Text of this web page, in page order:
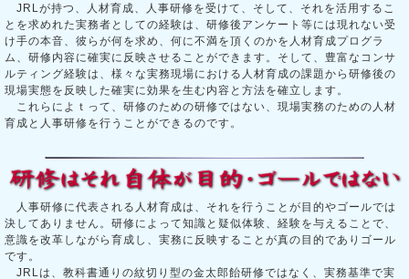
JRLが持つ、人材育成、人事研修を受けて、そして、それを活用するこ
とを求めれた実務者としての経験は、研修後アンケート等には現れない受
け手の本音、彼らが何を求め、何に不満を頂くのかを人材育成プログラ
ム、研修内容に確実に反映させることができます。そして、豊富なコンサ
ルティング経験は、様々な実務現場における人材育成の課題から研修後の
現場実態を反映した確実に効果を生む内容と方法を確立します。
これらによｔって、研修のための研修ではない、現場実務のための人材
育成と人事研修を行うことができるのです。
人事研修に代表される人材育成は、それを行うことが目的やゴールでは
決してありません。研修によって知識と疑似体験、経験を与えることで、
意識を改革しながら育成し、実務に反映することが真の目的でありゴール
です。
JRLは、教科書通りの紋切り型の金太郎飴研修ではなく、実務基準で実